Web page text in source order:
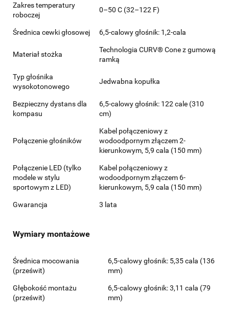
Zakres temperatury
roboczej
0–50 C (32–122 F)
Średnica cewki głosowej 6,5-calowy głośnik: 1,2-cala
Materiał stożka
Technologia CURV® Cone z gumową
ramką
Typ głośnika
wysokotonowego
Jedwabna kopułka
Bezpieczny dystans dla
kompasu
6,5-calowy głośnik: 122 cale (310
cm)
Połączenie głośników
Kabel połączeniowy z
wodoodpornym złączem 2-
kierunkowym, 5,9 cala (150 mm)
Połączenie LED (tylko
modele w stylu
sportowym z LED)
Kabel połączeniowy z
wodoodpornym złączem 6-
kierunkowym, 5,9 cala (150 mm)
Gwarancja 3 lata
Wymiary montażowe
Średnica mocowania
(prześwit)
6,5-calowy głośnik: 5,35 cala (136
mm)
Głębokość montażu
(prześwit)
6,5-calowy głośnik: 3,11 cala (79
mm)